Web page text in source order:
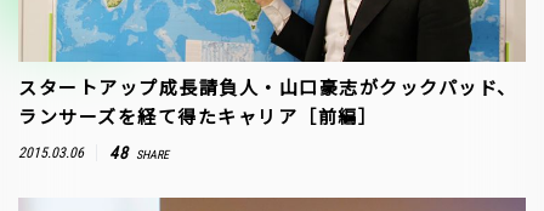
スタートアップ成長請負人・山口豪志がクックパッド、
ランサーズを経て得たキャリア［前編］
2015.03.06 48 SHARE